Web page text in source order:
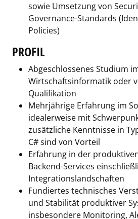
sowie Umsetzung von
Governance-Standards
Policies)
PROFIL
Abgeschlossenes Studium
Wirtschaftsinformatik oder
Qualifikation
Mehrjährige Erfahrung im
idealerweise mit
zusätzliche Kenntnisse in
C# sind von Vorteil
Erfahrung in der
Backend-Services
Integrationslandschaften
Fundiertes technisches
und Stabilität produktiver
insbesondere Monitoring,